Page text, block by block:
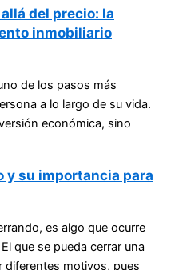
del precio: la
inmobiliario
de los pasos más
a lo largo de su vida.
económica, sino
y su importancia para
es algo que ocurre
que se pueda cerrar una
diferentes motivos, pues